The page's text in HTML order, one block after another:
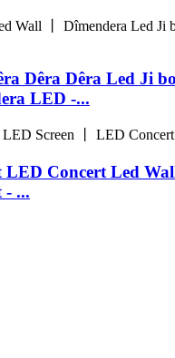
Dêra Dêra Led Ji
LED -...
LED Concert Led
- ...